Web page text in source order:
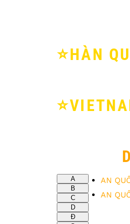
⭐️HÀN
A
B
C
D
Đ
AN
AN